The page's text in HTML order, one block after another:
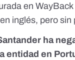
en
inglés, pero sin
ha
entidad en